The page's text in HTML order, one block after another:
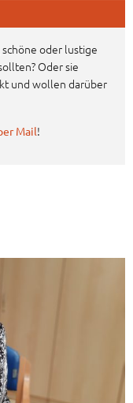
oder lustige
Oder sie
und wollen darüber
Mail!